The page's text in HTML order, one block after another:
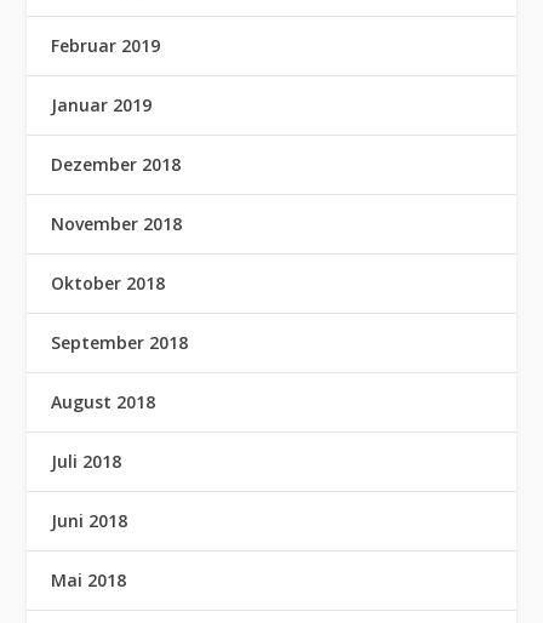
Februar 2019
Januar 2019
Dezember 2018
November 2018
Oktober 2018
September 2018
August 2018
Juli 2018
Juni 2018
Mai 2018